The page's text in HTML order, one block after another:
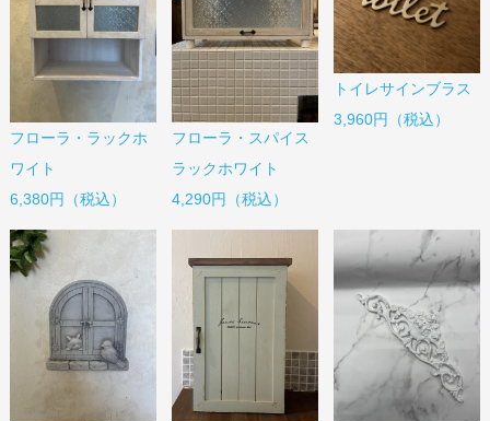
フローラ・ラックホ
ワイト
6,380円（税込）
フローラ・スパイス
ラックホワイト
4,290円（税込）
トイレサインブラス
3,960円（税込）